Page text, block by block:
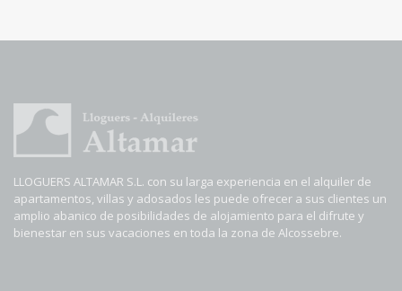
LLOGUERS ALTAMAR S.L. con su larga experiencia en el alquiler de
apartamentos, villas y adosados les puede ofrecer a sus clientes un
amplio abanico de posibilidades de alojamiento para el difrute y
bienestar en sus vacaciones en toda la zona de Alcossebre.